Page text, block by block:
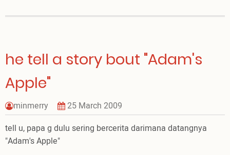
he tell a story bout "Adam's
Apple"
minmerry
25 March 2009
tell u, papa g dulu sering bercerita darimana datangnya
"Adam's Apple"